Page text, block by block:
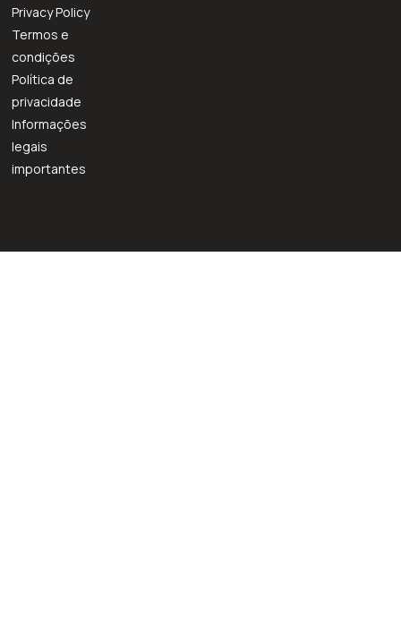
Privacy Policy
Termos e
condições
Política de
privacidade
Informações
legais
importantes